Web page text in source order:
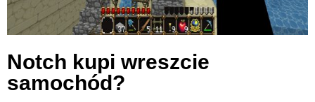
Notch kupi wreszcie
samochód?